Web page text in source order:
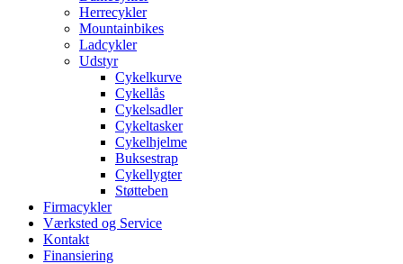
Herrecykler
Mountainbikes
Ladcykler
Udstyr
Cykelkurve
Cykellås
Cykelsadler
Cykeltasker
Cykelhjelme
Buksestrap
Cykellygter
Støtteben
Firmacykler
Værksted og Service
Kontakt
Finansiering